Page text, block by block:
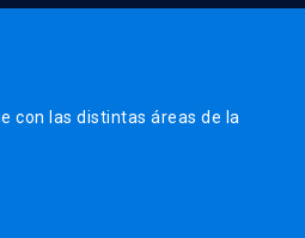
con las distintas áreas de la